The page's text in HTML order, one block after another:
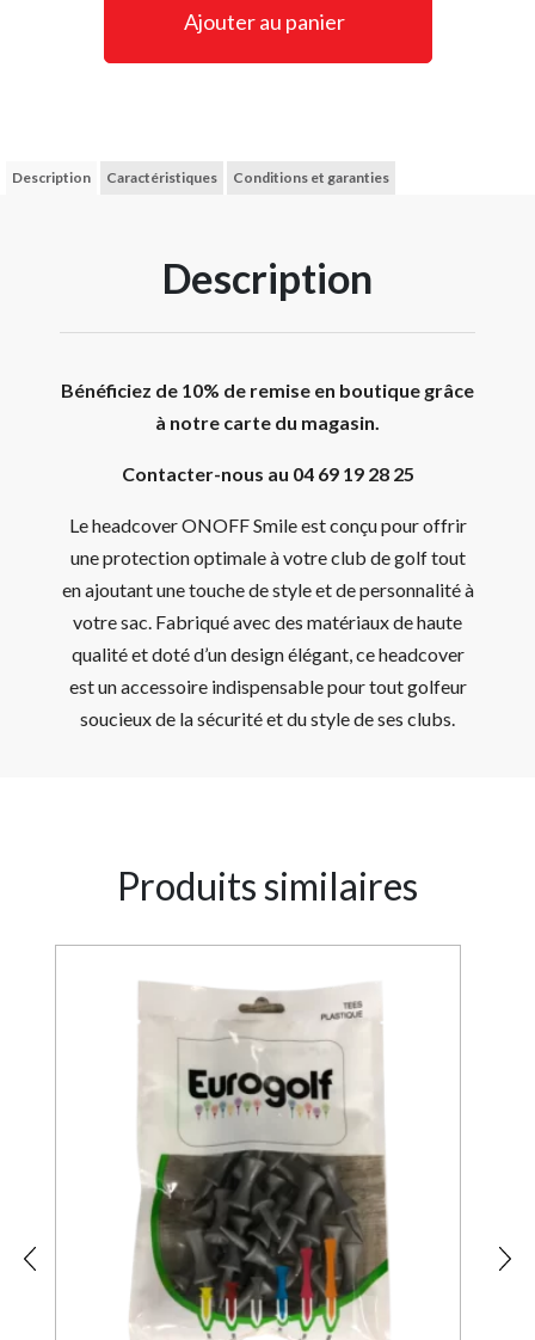
Ajouter au panier
Description Caractéristiques Conditions et garanties
Description
Bénéficiez de 10% de remise en boutique grâce
à notre carte du magasin.
Contacter-nous au 04 69 19 28 25
Le headcover ONOFF Smile est conçu pour offrir
une protection optimale à votre club de golf tout
en ajoutant une touche de style et de personnalité à
votre sac. Fabriqué avec des matériaux de haute
qualité et doté d’un design élégant, ce headcover
est un accessoire indispensable pour tout golfeur
soucieux de la sécurité et du style de ses clubs.
Produits similaires